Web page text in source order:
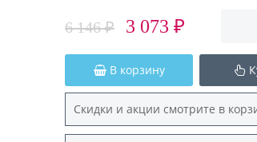
6 146 ₽ 3 073 ₽
В корзину
Скидки и акции смотрите в